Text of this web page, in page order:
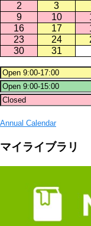
2
3
9
10
16
17
23
24
30
31
Annual Calendar
マイライブラリ